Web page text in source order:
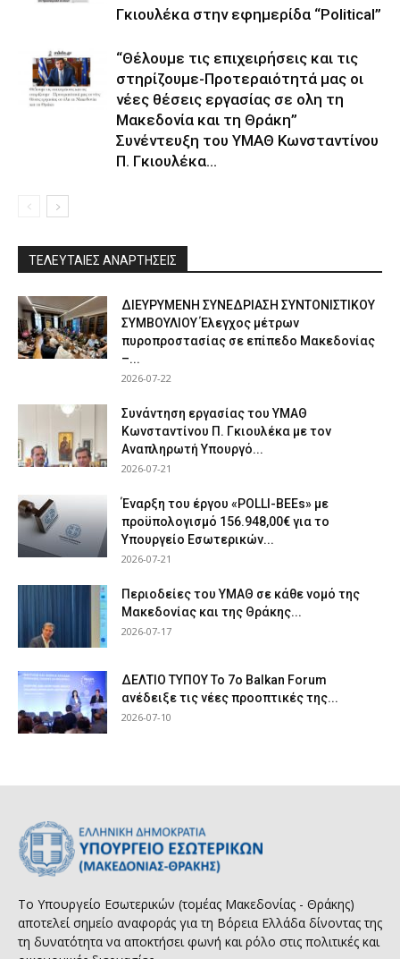
Γκιουλέκα στην εφημερίδα “Political”
“Θέλουμε τις επιχειρήσεις και τις
στηρίζουμε-Προτεραιότητά μας οι
νέες θέσεις εργασίας σε ολη τη
Μακεδονία και τη Θράκη”
Συνέντευξη του ΥΜΑΘ Κωνσταντίνου
Π. Γκιουλέκα...
ΤΕΛΕΥΤΑΙΕΣ ΑΝΑΡΤΗΣΕΙΣ
ΔΙΕΥΡΥΜΕΝΗ ΣΥΝΕΔΡΙΑΣΗ ΣΥΝΤΟΝΙΣΤΙΚΟΥ
ΣΥΜΒΟΥΛΙΟΥ Έλεγχος μέτρων
πυροπροστασίας σε επίπεδο Μακεδονίας
–...
2026-07-22
Συνάντηση εργασίας του ΥΜΑΘ
Κωνσταντίνου Π. Γκιουλέκα με τον
Αναπληρωτή Υπουργό...
2026-07-21
Έναρξη του έργου «POLLI-BEEs» με
προϋπολογισμό 156.948,00€ για το
Υπουργείο Εσωτερικών...
2026-07-21
Περιοδείες του ΥΜΑΘ σε κάθε νομό της
Μακεδονίας και της Θράκης...
2026-07-17
ΔΕΛΤΙΟ ΤΥΠΟΥ Το 7ο Balkan Forum
ανέδειξε τις νέες προοπτικές της...
2026-07-10
Το Υπουργείο Εσωτερικών (τομέας Μακεδονίας - Θράκης)
αποτελεί σημείο αναφοράς για τη Βόρεια Ελλάδα δίνοντας της
τη δυνατότητα να αποκτήσει φωνή και ρόλο στις πολιτικές και